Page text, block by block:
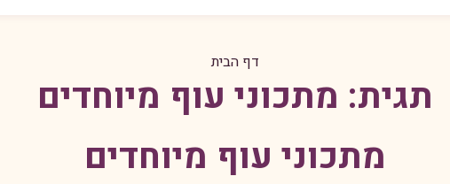
דף הבית
תגית: מתכוני עוף מיוחדים
מתכוני עוף מיוחדים